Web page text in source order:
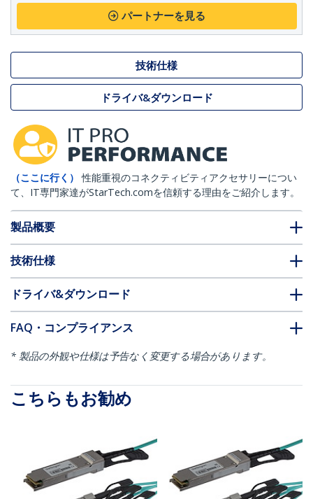
パートナーを見る
技術仕様
ドライバ&ダウンロード
（ここに行く）
性能重視のコネクティビティアクセサリーについ
て、IT専門家達がStarTech.comを信頼する理由をご紹介します。
製品概要
技術仕様
ドライバ&ダウンロード
FAQ・コンプライアンス
* 製品の外観や仕様は予告なく変更する場合があります。
こちらもお勧め